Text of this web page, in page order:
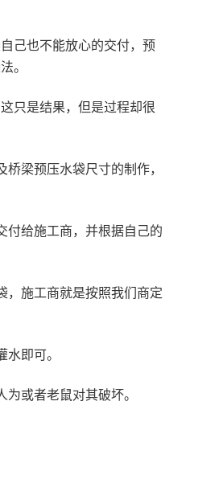
己也不能放心的交付，预
。
只是结果，但是过程却很
梁预压水袋尺寸的制作，
给施工商，并根据自己的
施工商就是按照我们商定
即可。
或者老鼠对其破坏。